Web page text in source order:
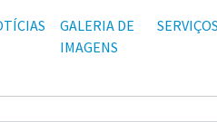
GALERIA DE
IMAGENS
SERVIÇOS